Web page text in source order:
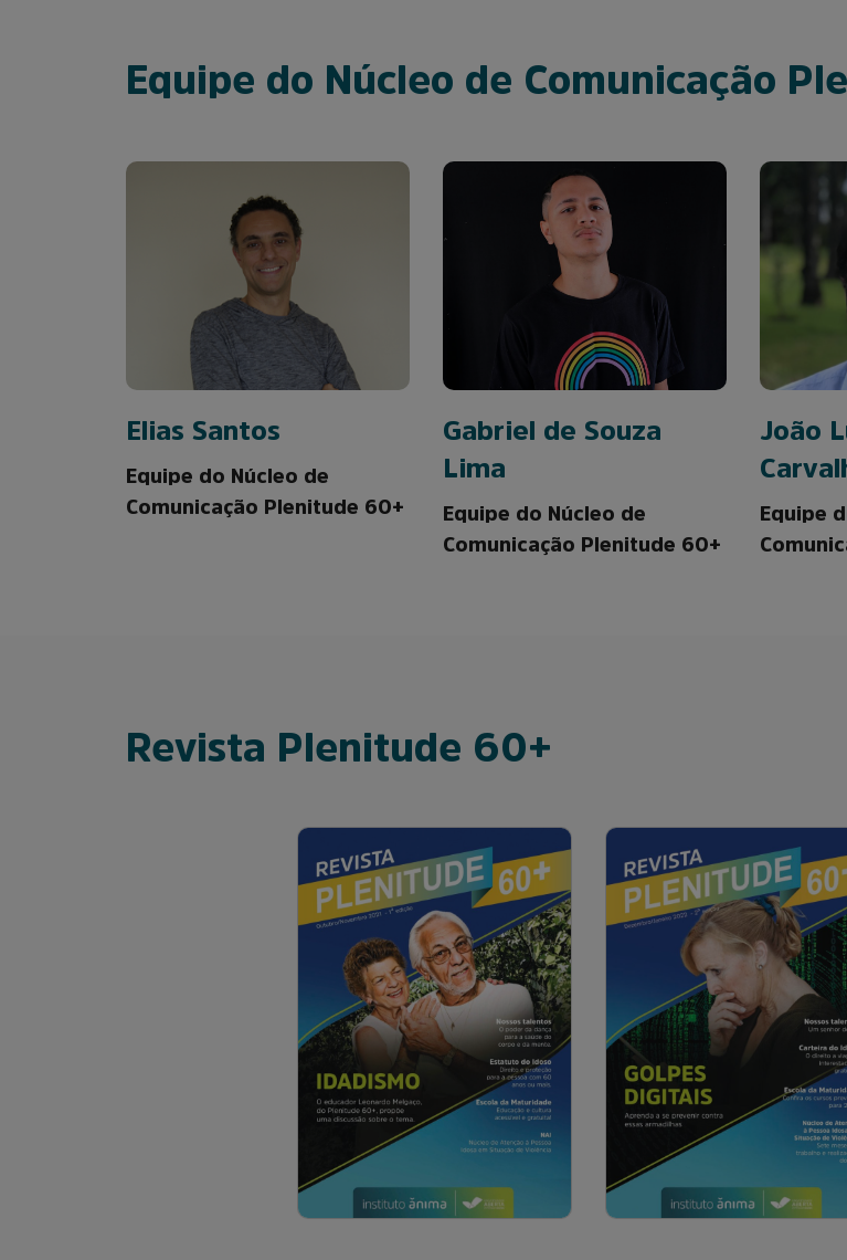
Equipe do Núcleo de Comunicação
Elias Santos
Equipe do Núcleo de
Comunicação Plenitude 60+
Gabriel de Souza
Lima
Equipe do Núcleo de
Comunicação Plenitude 60+
João
Equipe
Revista Plenitude 60+